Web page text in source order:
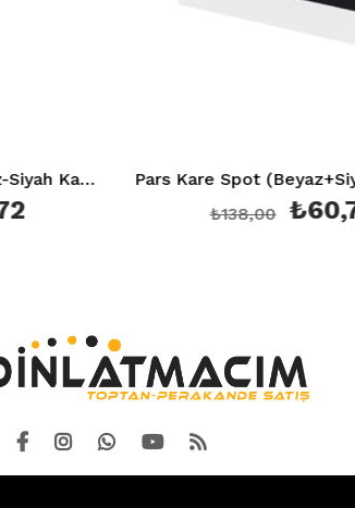
Pars Yuvarlak Spot (Beyaz-Siyah Kasa) Ct 5221 (Ampul ve Duy Hariç)
₺60,72
₺138,00